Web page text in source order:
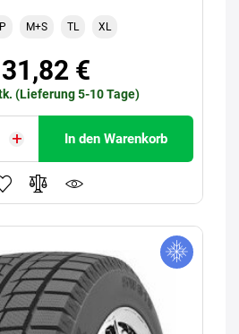
M+S TL XL
€
(Lieferung 5-10 Tage)
In den Warenkorb